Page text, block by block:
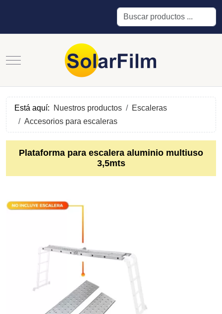
Buscar
Mobile Menu Toggle
Está aquí: Nuestros productos
Escaleras
Accesorios para escaleras
Plataforma para escalera aluminio multiuso
3,5mts